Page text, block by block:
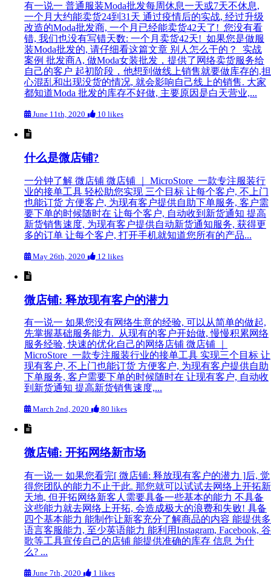
有一说一 普通服装Moda批发每周休息一天或7天不休息,
一个月大约能卖货24到31天 通过疫情后的实战, 经过升级
改造的Moda批发商, 一个月已经能卖货42天了! 您没有看
错, 我们也没有写错天数: 一个月卖货42天! 如果您是做服
装Moda批发的, 请仔细看这篇文章 别人怎么干的？ 实战
案例 批发商A, 做Moda女装批发，提供了网络卖货服务给
自己的客户 起初阶段，他想到做线上销售就要做库存的,担
心混乱和出现没货的情况, 就会影响自己线上的销售. 大家
都知道Moda 批发的库存不好做, 主要原因是白天营业,...
June 11th, 2020 10 likes
什么是微店铺?
一分钟了解 微店铺 微店铺 ｜ MicroStore 一款专注服装行
业的接单工具 轻松助您实现 三个目标 让每个客户, 不上门
也能订货 方便客户, 为现有客户提供自助下单服务, 客户需
要下单的时候随时在 让每个客户, 自动收到新货通知 提高
新货销售速度, 为现有客户提供自动新货通知服务, 获得更
多的订单 让每个客户, 打开手机就知道您所有的产品...
May 26th, 2020 12 likes
微店铺: 释放现有客户的潜力
有一说一 如果您没有网络生意的经验, 可以从简单的做起,
先掌握基础服务能力. 从现有的客户开始做, 慢慢积累网络
服务经验, 快速的优化自己的网络店铺 微店铺 ｜
MicroStore 一款专注服装行业的接单工具 实现三个目标 让
现有客户, 不上门也能订货 方便客户, 为现有客户提供自助
下单服务, 客户需要下单的时候随时在 让现有客户, 自动收
到新货通知 提高新货销售速度,...
March 2nd, 2020 80 likes
微店铺: 开拓网络新市场
有一说一 如果您看完[ 微店铺: 释放现有客户的潜力 ]后, 觉
得您团队的能力不止于此. 那您就可以试试去网络上开拓新
天地, 但开拓网络新客人需要具备一些基本的能力 不具备
这些能力就去网络上开拓, 会造成极大的浪费和失败! 具备
四个基本能力 能制作让新客充分了解商品的内容 能提供多
语言客服能力, 至少英语能力 能利用Instagram, Facebook, 谷
歌等工具宣传自己的店铺 能提供准确的库存 信息 为什
么? ...
June 7th, 2020 1 likes